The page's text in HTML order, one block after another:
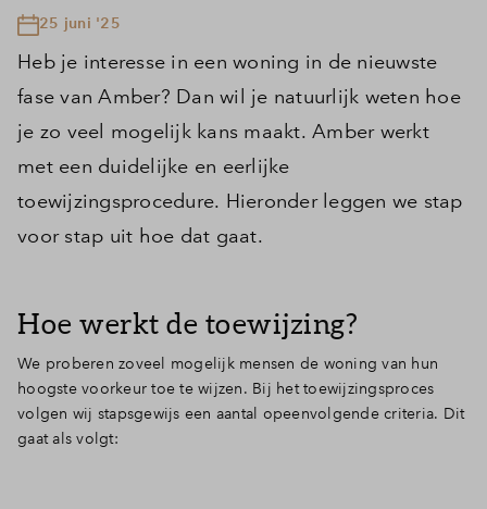
25 juni '25
Heb je interesse in een woning in de nieuwste
fase van Amber? Dan wil je natuurlijk weten hoe
je zo veel mogelijk kans maakt. Amber werkt
met een duidelijke en eerlijke
toewijzingsprocedure. Hieronder leggen we stap
voor stap uit hoe dat gaat.
Hoe werkt de toewijzing?
We proberen zoveel mogelijk mensen de woning van hun
hoogste voorkeur toe te wijzen. Bij het toewijzingsproces
volgen wij stapsgewijs een aantal opeenvolgende criteria. Dit
gaat als volgt: